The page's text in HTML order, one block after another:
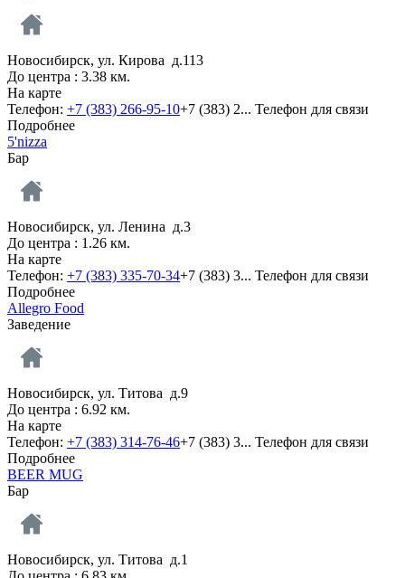
Новосибирск, ул. Кирова д.113
До центра : 3.38 км.
На карте
Телефон: +7 (383) 266-95-10+7 (383) 2... Телефон для связи
Подробнее
5'nizza
Бар
Новосибирск, ул. Ленина д.3
До центра : 1.26 км.
На карте
Телефон: +7 (383) 335-70-34+7 (383) 3... Телефон для связи
Подробнее
Allegro Food
Заведение
Новосибирск, ул. Титова д.9
До центра : 6.92 км.
На карте
Телефон: +7 (383) 314-76-46+7 (383) 3... Телефон для связи
Подробнее
BEER MUG
Бар
Новосибирск, ул. Титова д.1